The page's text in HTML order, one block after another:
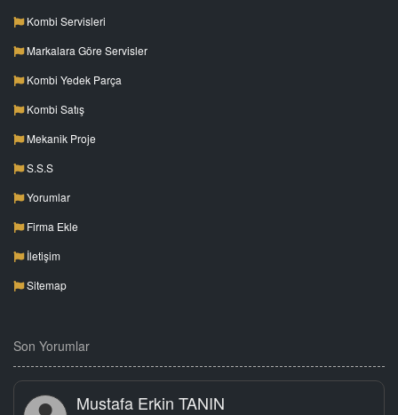
Kombi Servisleri
Markalara Göre Servisler
Kombi Yedek Parça
Kombi Satış
Mekanik Proje
S.S.S
Yorumlar
Firma Ekle
İletişim
Sitemap
Son Yorumlar
Mustafa Erkin TANIN